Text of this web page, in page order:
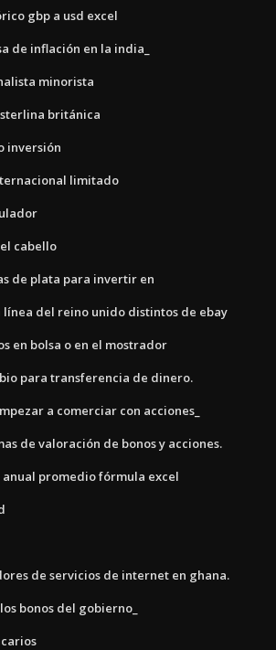
gbp a usd excel
de inflación en la india_
minorista
británica
inversión
limitado
cabello
de plata para invertir en
línea del reino unido distintos de ebay
en bolsa o en el mostrador
para transferencia de dinero.
a comerciar con acciones_
de valoración de bonos y acciones.
promedio fórmula excel
de servicios de internet en ghana.
bonos del gobierno_